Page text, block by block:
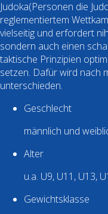
Judoka(Personen die
reglementiertem
vielseitig und erfordert
sondern auch einen
taktische Prinzipien
setzen. Dafür wird nach
unterschieden.
Geschlecht
männlich und
Alter
u.a. U9, U11, U13,
Gewichtsklasse